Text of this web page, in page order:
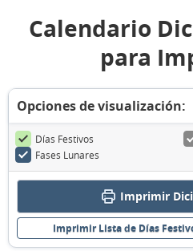
Calendario
para
Opciones de visualización:
Días Festivos
Fases Lunares
Imprimir
Imprimir Lista de Días